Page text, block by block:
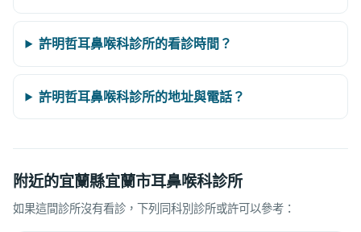
許明哲耳鼻喉科診所的看診時間？
許明哲耳鼻喉科診所的地址與電話？
附近的宜蘭縣宜蘭市耳鼻喉科診所
如果這間診所沒有看診，下列同科別診所或許可以參考：